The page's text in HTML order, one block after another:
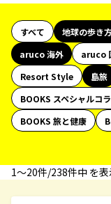
すべて 地球の歩き
aruco 海外
aruco
Resort Style
島旅
BOOKS スペシャルコ
BOOKS 旅と健康
1〜20件/238件中 を